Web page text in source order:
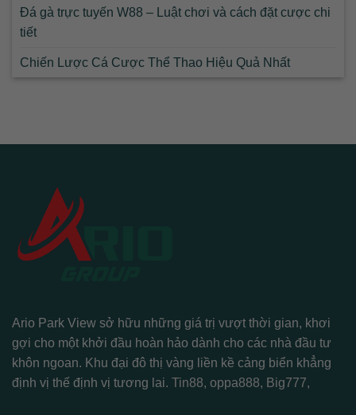
Đá gà trực tuyến W88 – Luật chơi và cách đặt cược chi
tiết
Chiến Lược Cá Cược Thể Thao Hiệu Quả Nhất
Ario Park View sở hữu những giá trị vượt thời gian, khơi
gợi cho một khởi đầu hoàn hảo dành cho các nhà đầu tư
khôn ngoan. Khu đại đô thị vàng liền kề cảng biển khẳng
định vị thế định vị tương lai. Tin88, oppa888, Big777,